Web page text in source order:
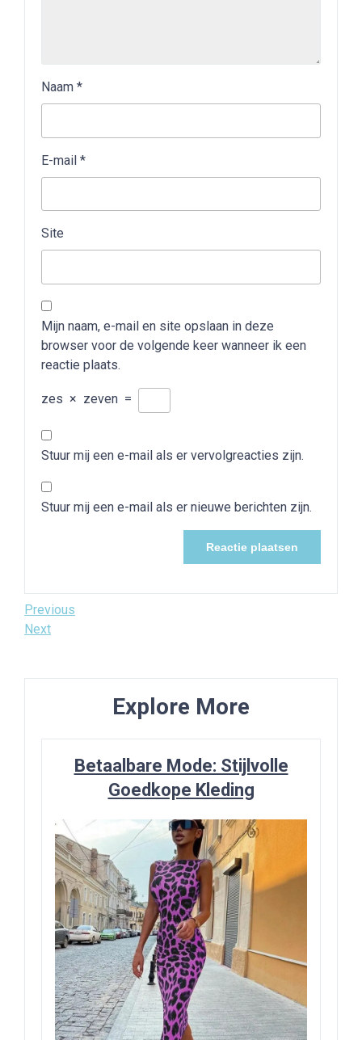
Naam *
E-mail *
Site
Mijn naam, e-mail en site opslaan in deze
browser voor de volgende keer wanneer ik een
reactie plaats.
zes × zeven =
Stuur mij een e-mail als er vervolgreacties zijn.
Stuur mij een e-mail als er nieuwe berichten zijn.
Bericht
navigatie
Previous
Post
Previous
Next
Next
Explore More
Betaalbare Mode: Stijlvolle
Goedkope Kleding